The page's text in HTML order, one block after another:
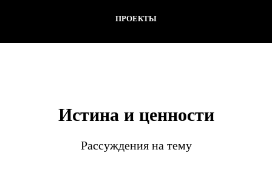
ПРОЕКТЫ
Истина и ценности
Рассуждения на тему